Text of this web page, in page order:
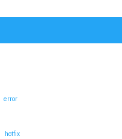
error
hotfix